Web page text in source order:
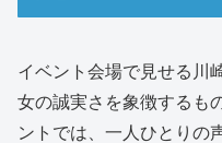
イベント会場で見せる川
女の誠実さを象徴するも
ントでは、一人ひとりの